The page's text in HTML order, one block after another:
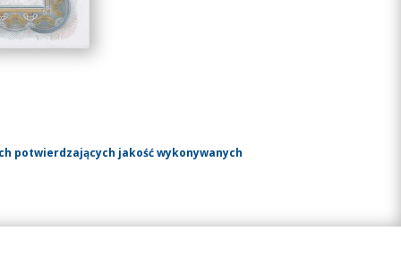
potwierdzających jakość wykonywanych